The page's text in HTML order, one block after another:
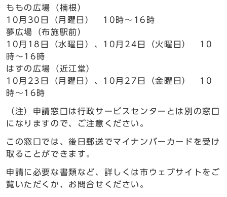
ももの広場（楠根）
10月30日（月曜日） 10時～16時
夢広場（布施駅前）
10月18日（水曜日）、10月24日（火曜日） 10
時～16時
はすの広場（近江堂）
10月23日（月曜日）、10月27日（金曜日） 10
時～16時
（注）申請窓口は行政サービスセンターとは別の窓口
になりますので、ご注意ください。
この窓口では、後日郵送でマイナンバーカードを受け
取ることができます。
申請に必要な書類など、詳しくは市ウェブサイトをご
覧いただくか、お問合せください。